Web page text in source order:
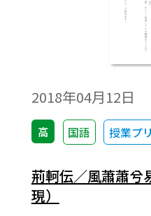
2018年04月12日
高 国語 授業プ
荊軻伝／風蕭蕭兮
現）